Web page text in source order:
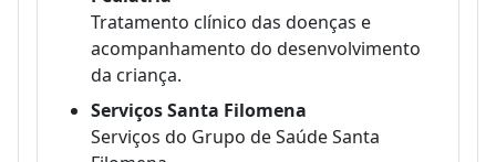
Tratamento clínico das doenças e
acompanhamento do desenvolvimento
da criança.
Serviços Santa Filomena
Serviços do Grupo de Saúde Santa